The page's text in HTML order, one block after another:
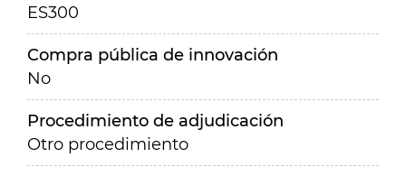
ES300
Compra pública de innovación
No
Procedimiento de adjudicación
Otro procedimiento